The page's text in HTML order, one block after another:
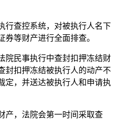
查控系统，对被执行人名下
等财产进行全面排查。
民事执行中查封扣押冻结财
封扣押冻结被执行人的动产不
定，并送达被执行人和申请执
，法院会第一时间采取查